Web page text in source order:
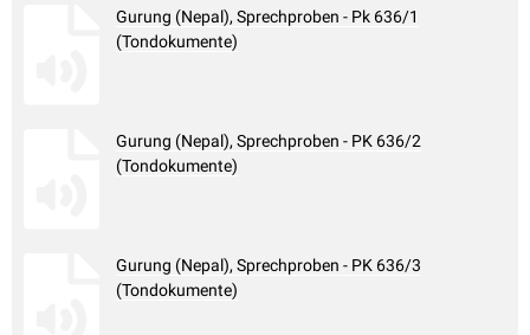
Gurung (Nepal), Sprechproben - Pk 636/1
(Tondokumente)
Gurung (Nepal), Sprechproben - PK 636/2
(Tondokumente)
Gurung (Nepal), Sprechproben - PK 636/3
(Tondokumente)